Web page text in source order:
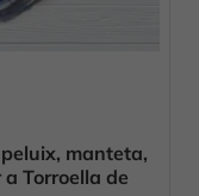
manteta,
Torroella de